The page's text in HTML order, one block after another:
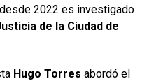
2022 es investigado
de la Ciudad de
Hugo Torres abordó el